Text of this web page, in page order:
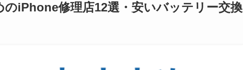
のiPhone修理店12選・安いバッテリー交換